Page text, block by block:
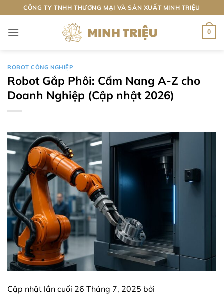
qua
nội
CÔNG TY TNHH THƯƠNG MẠI VÀ SẢN XUẤT MINH TRIỆU
0
ROBOT CÔNG NGHIỆP
Robot Gắp Phôi: Cẩm Nang A-Z cho
Doanh Nghiệp (Cập nhật 2026)
Cập nhật lần cuối 26 Tháng 7, 2025 bởi